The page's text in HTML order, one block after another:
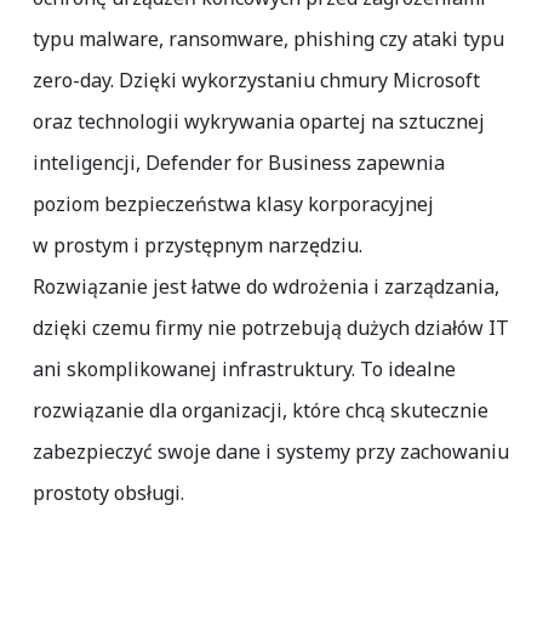
typu malware, ransomware, phishing czy ataki typu
zero-day. Dzięki wykorzystaniu chmury Microsoft
oraz technologii wykrywania opartej na sztucznej
inteligencji, Defender for Business zapewnia
poziom bezpieczeństwa klasy korporacyjnej
w prostym i przystępnym narzędziu.
Rozwiązanie jest łatwe do wdrożenia i zarządzania,
dzięki czemu firmy nie potrzebują dużych działów IT
ani skomplikowanej infrastruktury. To idealne
rozwiązanie dla organizacji, które chcą skutecznie
zabezpieczyć swoje dane i systemy przy zachowaniu
prostoty obsługi.